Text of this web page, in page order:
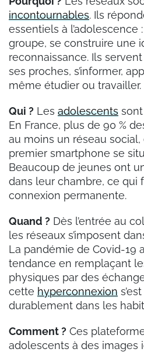
incontournables. Ils
essentiels à l’adolescence
groupe, se construire une
reconnaissance. Ils
ses proches, s’informer,
même étudier ou travailler.
Qui ? Les adolescents
En France, plus de 90 %
au moins un réseau social,
premier smartphone se
Beaucoup de jeunes ont
dans leur chambre, ce qui
connexion permanente.
Quand ? Dès l’entrée au
les réseaux s’imposent
La pandémie de Covid-19
tendance en remplaçant
physiques par des
cette hyperconnexion
durablement dans les
Comment ? Ces
adolescents à des images